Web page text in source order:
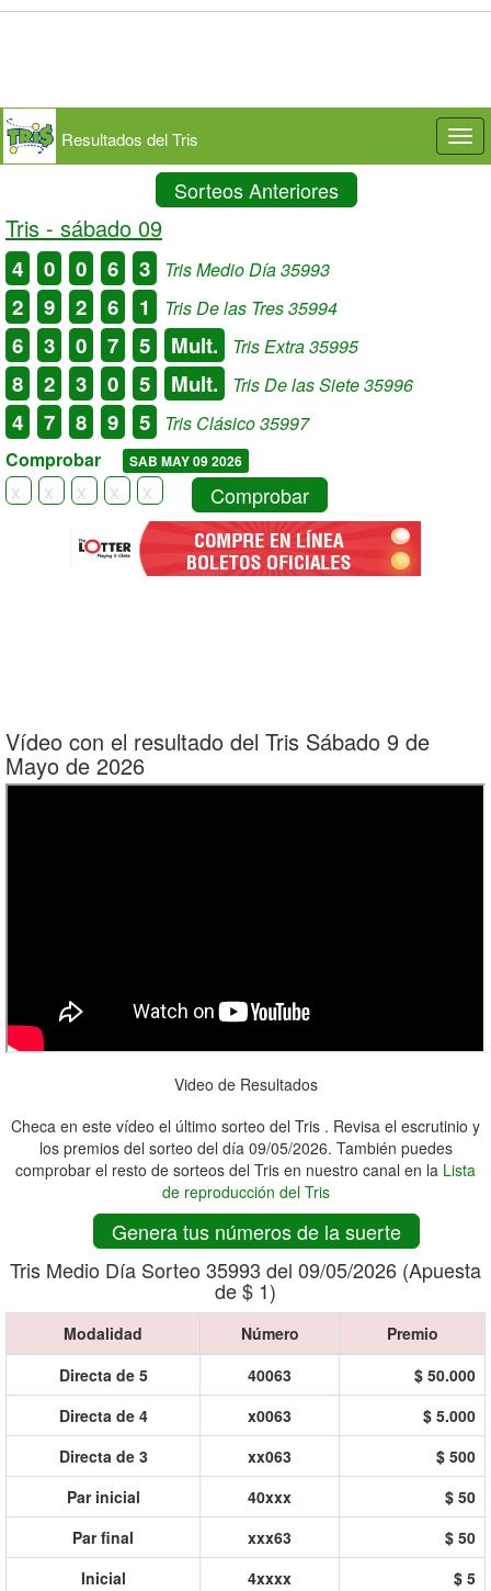
Resultados del Tris
Sorteos Anteriores
Tris - sábado 09
4 0 0 6 3 Tris Medio Día 35993
2 9 2 6 1 Tris De las Tres 35994
6 3 0 7 5 Mult. Tris Extra 35995
8 2 3 0 5 Mult. Tris De las Siete 35996
4 7 8 9 5
Tris Clásico 35997
Comprobar
SAB MAY 09 2026
Comprobar
Vídeo con el resultado del Tris Sábado 9 de
Mayo de 2026
Video de Resultados
Checa en este vídeo el último sorteo del Tris . Revisa el escrutinio y
los premios del sorteo del día 09/05/2026. También puedes
comprobar el resto de sorteos del Tris en nuestro canal en la Lista
de reproducción del Tris
Genera tus números de la suerte
Tris Medio Día Sorteo 35993 del 09/05/2026 (Apuesta
de $ 1)
Modalidad Número
Premio
Directa de 5
40063
$ 50.000
Directa de 4
x0063
$ 5.000
Directa de 3
xx063
$ 500
Par inicial
40xxx
$ 50
Par final
xxx63
$ 50
Inicial
4xxxx
$ 5